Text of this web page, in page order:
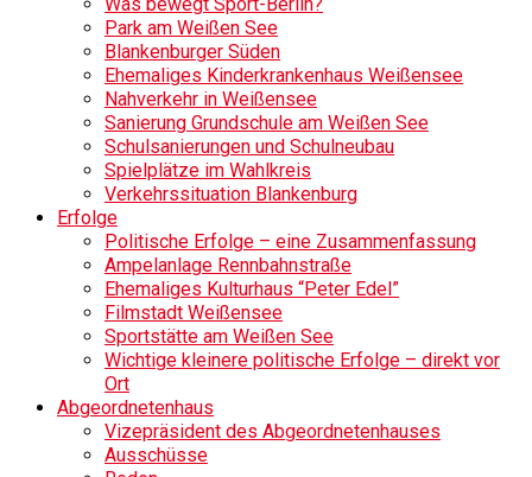
Park am Weißen See
Blankenburger Süden
Ehemaliges Kinderkrankenhaus Weißensee
Nahverkehr in Weißensee
Sanierung Grundschule am Weißen See
Schulsanierungen und Schulneubau
Spielplätze im Wahlkreis
Verkehrssituation Blankenburg
Erfolge
Politische Erfolge – eine Zusammenfassung
Ampelanlage Rennbahnstraße
Ehemaliges Kulturhaus “Peter Edel”
Filmstadt Weißensee
Sportstätte am Weißen See
Wichtige kleinere politische Erfolge – direkt vor
Ort
Abgeordnetenhaus
Vizepräsident des Abgeordnetenhauses
Ausschüsse